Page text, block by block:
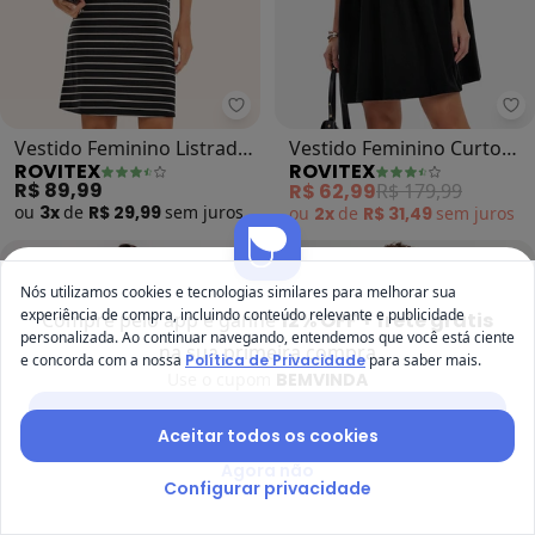
Rovitex - Vestido Feminino
Vestido Feminino Listrado
(Preto)
ROVITEX
R$ 89,99
ou 3x de R$ 29,99 sem juros
Vestido Feminino Curto
(Preto)
ROVITEX
R$ 62,99R$ 179,99
ou 2x de R$ 31,49 sem juros
-70%
Compre pelo app e ganhe12% OFF + frete grátis
na sua primeira compra
Nós utilizamos cookies e tecnologias similares para melhorar sua
experiência de compra, incluindo conteúdo relevante e publicidade
personalizada. Ao continuar navegando, entendemos que você está ciente
e concorda com a nossa Política de Privacidade para saber mais.
Aceitar todos os cookies
Configurar privacidade